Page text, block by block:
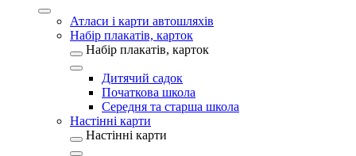
Атласи і карти автошляхів
Набір плакатів, карток
Набір плакатів, карток
Дитячий садок
Початкова школа
Середня та старша школа
Настінні карти
Настінні карти